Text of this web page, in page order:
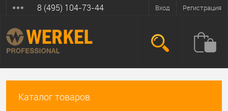
Вход Регистрация
8 (495) 104-73-44
Каталог товаров